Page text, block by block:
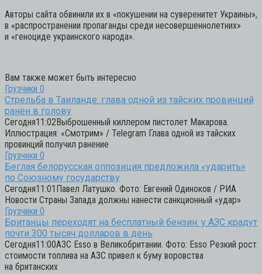
Авторы сайта обвинили их в «покушении на суверенитет Украины»,
в «распространении пропаганды среди несовершеннолетних»
и «геноциде украинского народа».
Вам также может быть интересно
Грузчики 0
Стрельба в Таиланде: глава одной из тайских провинций
ранен в голову
Сегодня11:02Выброшенный киллером пистолет Макарова.
Иллюстрация: «Смотрим» / Telegram Глава одной из тайских
провинций получил ранение
Грузчики 0
Беглая белорусская оппозиция предложила «ударить»
по Союзному государству
Сегодня11:01Павел Латушко. Фото: Евгений Одиноков / РИА
Новости Страны Запада должны нанести санкционный «удар»
Грузчики 0
Британцы переходят на бесплатный бензин: у АЗС крадут
почти 300 тысяч долларов в день
Сегодня11:00АЗС Esso в Великобритании. Фото: Esso Резкий рост
стоимости топлива на АЗС привел к буму воровства
на британских